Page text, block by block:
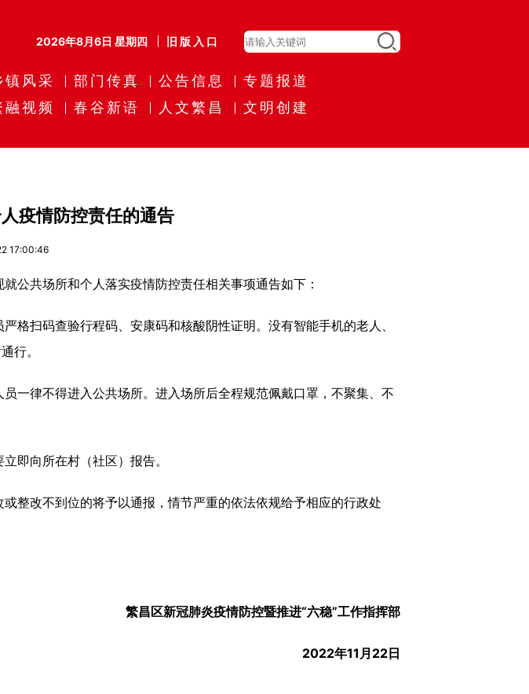
2026年8月6日 星期四 旧版入口
镇风采 部门传真 公告信息
专题报道
融视频 春谷新语 人文繁昌 文明创建
疫情防控责任的通告
17:00:46
共场所和个人落实疫情防控责任相关事项通告如下：
扫码查验行程码、安康码和核酸阴性证明。没有智能手机的老人、
行。
律不得进入公共场所。进入场所后全程规范佩戴口罩，不聚集、不
即向所在村（社区）报告。
改不到位的将予以通报，情节严重的依法依规给予相应的行政处
繁昌区新冠肺炎疫情防控暨推进“六稳”工作指挥部
2022年11月22日